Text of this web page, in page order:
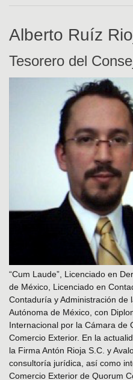
Alberto Ruíz
Tesorero del
“Cum Laude”, Licenciado en
de México, Licenciado en
Contaduría y Administración de
Autónoma de México, con
Internacional por la Cámara de
Comercio Exterior. En la
la Firma Antón Rioja S.C. y
consultoría jurídica, así como
Comercio Exterior de Quorum